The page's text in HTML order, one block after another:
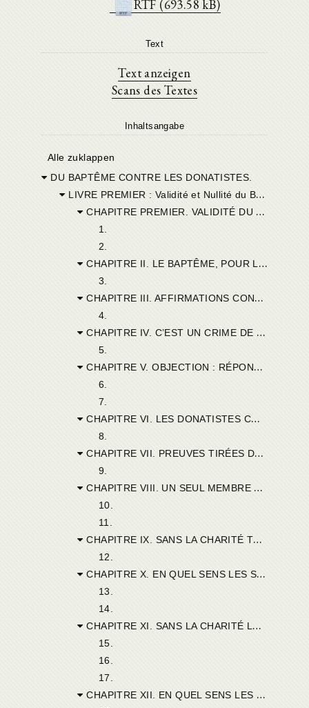
RTF (693.58 kB)
Text
Text anzeigen
Scans des Textes
Inhaltsangabe
Alle zuklappen
DU BAPTÊME CONTRE LES DONATISTES.
LIVRE PREMIER : Validité et Nullité du Baptême Hérétique.
CHAPITRE PREMIER. VALIDITÉ DU BAPTÊME ET DE L’ORDINATION DES SCHISMATIQUES.
1.
2.
CHAPITRE II. LE BAPTÊME, POUR LES ADULTES, N’EST EFFICACE QUE DANS L’UNITÉ.
3.
CHAPITRE III. AFFIRMATIONS CONTRADICTOIRES DES CATHOLIQUES ET DES DONATISTES.
4.
CHAPITRE IV. C’EST UN CRIME DE DEMANDER LE BAPTÊME AUX DONATISTES.
5.
CHAPITRE V. OBJECTION : RÉPONSE.
6.
7.
CHAPITRE VI. LES DONATISTES CONFONDUS PAR LEURS PROPRES SECTES.
8.
CHAPITRE VII. PREUVES TIRÉES DE L’ÉVANGILE.
9.
CHAPITRE VIII. UN SEUL MEMBRE MALADE MET TOUT LE CORPS EN DANGER.
10.
11.
CHAPITRE IX. SANS LA CHARITÉ TOUT LE RESTE EST INUTILE.
12.
CHAPITRE X. EN QUEL SENS LES SCHISMATIQUES PEUVENT DIRE DE LEUR SECTE QU’ELLE ENGENDRE DES ENFANTS A JÉSUS-CHRIST.
13.
14.
CHAPITRE XI. SANS LA CHARITÉ LES PÉCHÉS NE SONT PAS REMIS.
15.
16.
17.
CHAPITRE XII. EN QUEL SENS LES PÉCHÉS REVIVENT APRÈS LE BAPTÊME.